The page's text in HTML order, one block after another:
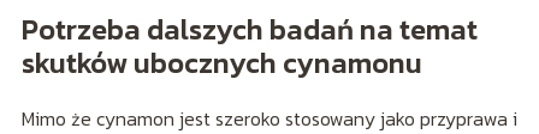
Potrzeba dalszych badań na temat
skutków ubocznych cynamonu
Mimo że cynamon jest szeroko stosowany jako przyprawa i